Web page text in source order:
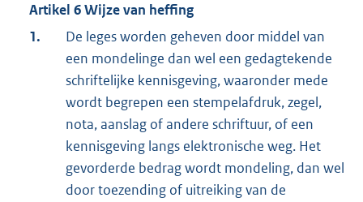
Artikel 6 Wijze van heffing
1.
De leges worden geheven door middel van
een mondelinge dan wel een gedagtekende
schriftelijke kennisgeving, waaronder mede
wordt begrepen een stempelafdruk, zegel,
nota, aanslag of andere schriftuur, of een
kennisgeving langs elektronische weg. Het
gevorderde bedrag wordt mondeling, dan wel
door toezending of uitreiking van de